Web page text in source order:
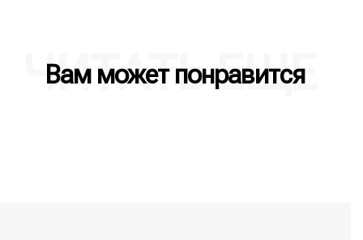
Вам может понравится
ЧИТАТЬ ЕЩЕ